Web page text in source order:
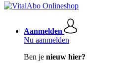
Aanmelden
Nu aanmelden
Ben je nieuw hier?